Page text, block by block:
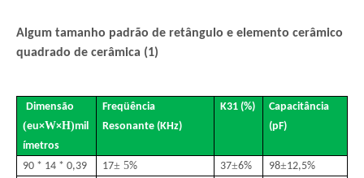
Algum tamanho padrão de retângulo e elemento cerâmico
quadrado de cerâmica (1)
Dimensão
(eu×W×H)mil
ímetros
Freqüência
Resonante (KHz)
K31 (%)
Capacitância
(pF)
90 * 14 * 0,39 17± 5% 37±6% 98±12,5%